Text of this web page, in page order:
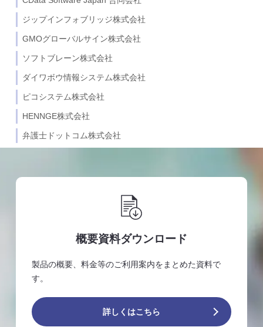
ジップインフォブリッジ株式会社
GMOグローバルサイン株式会社
ソフトブレーン株式会社
ダイワボウ情報システム株式会社
ピコシステム株式会社
HENNGE株式会社
弁護士ドットコム株式会社
概要資料ダウンロード
製品の概要、料金等のご利用案内をまとめた資料で
す。
詳しくはこちら